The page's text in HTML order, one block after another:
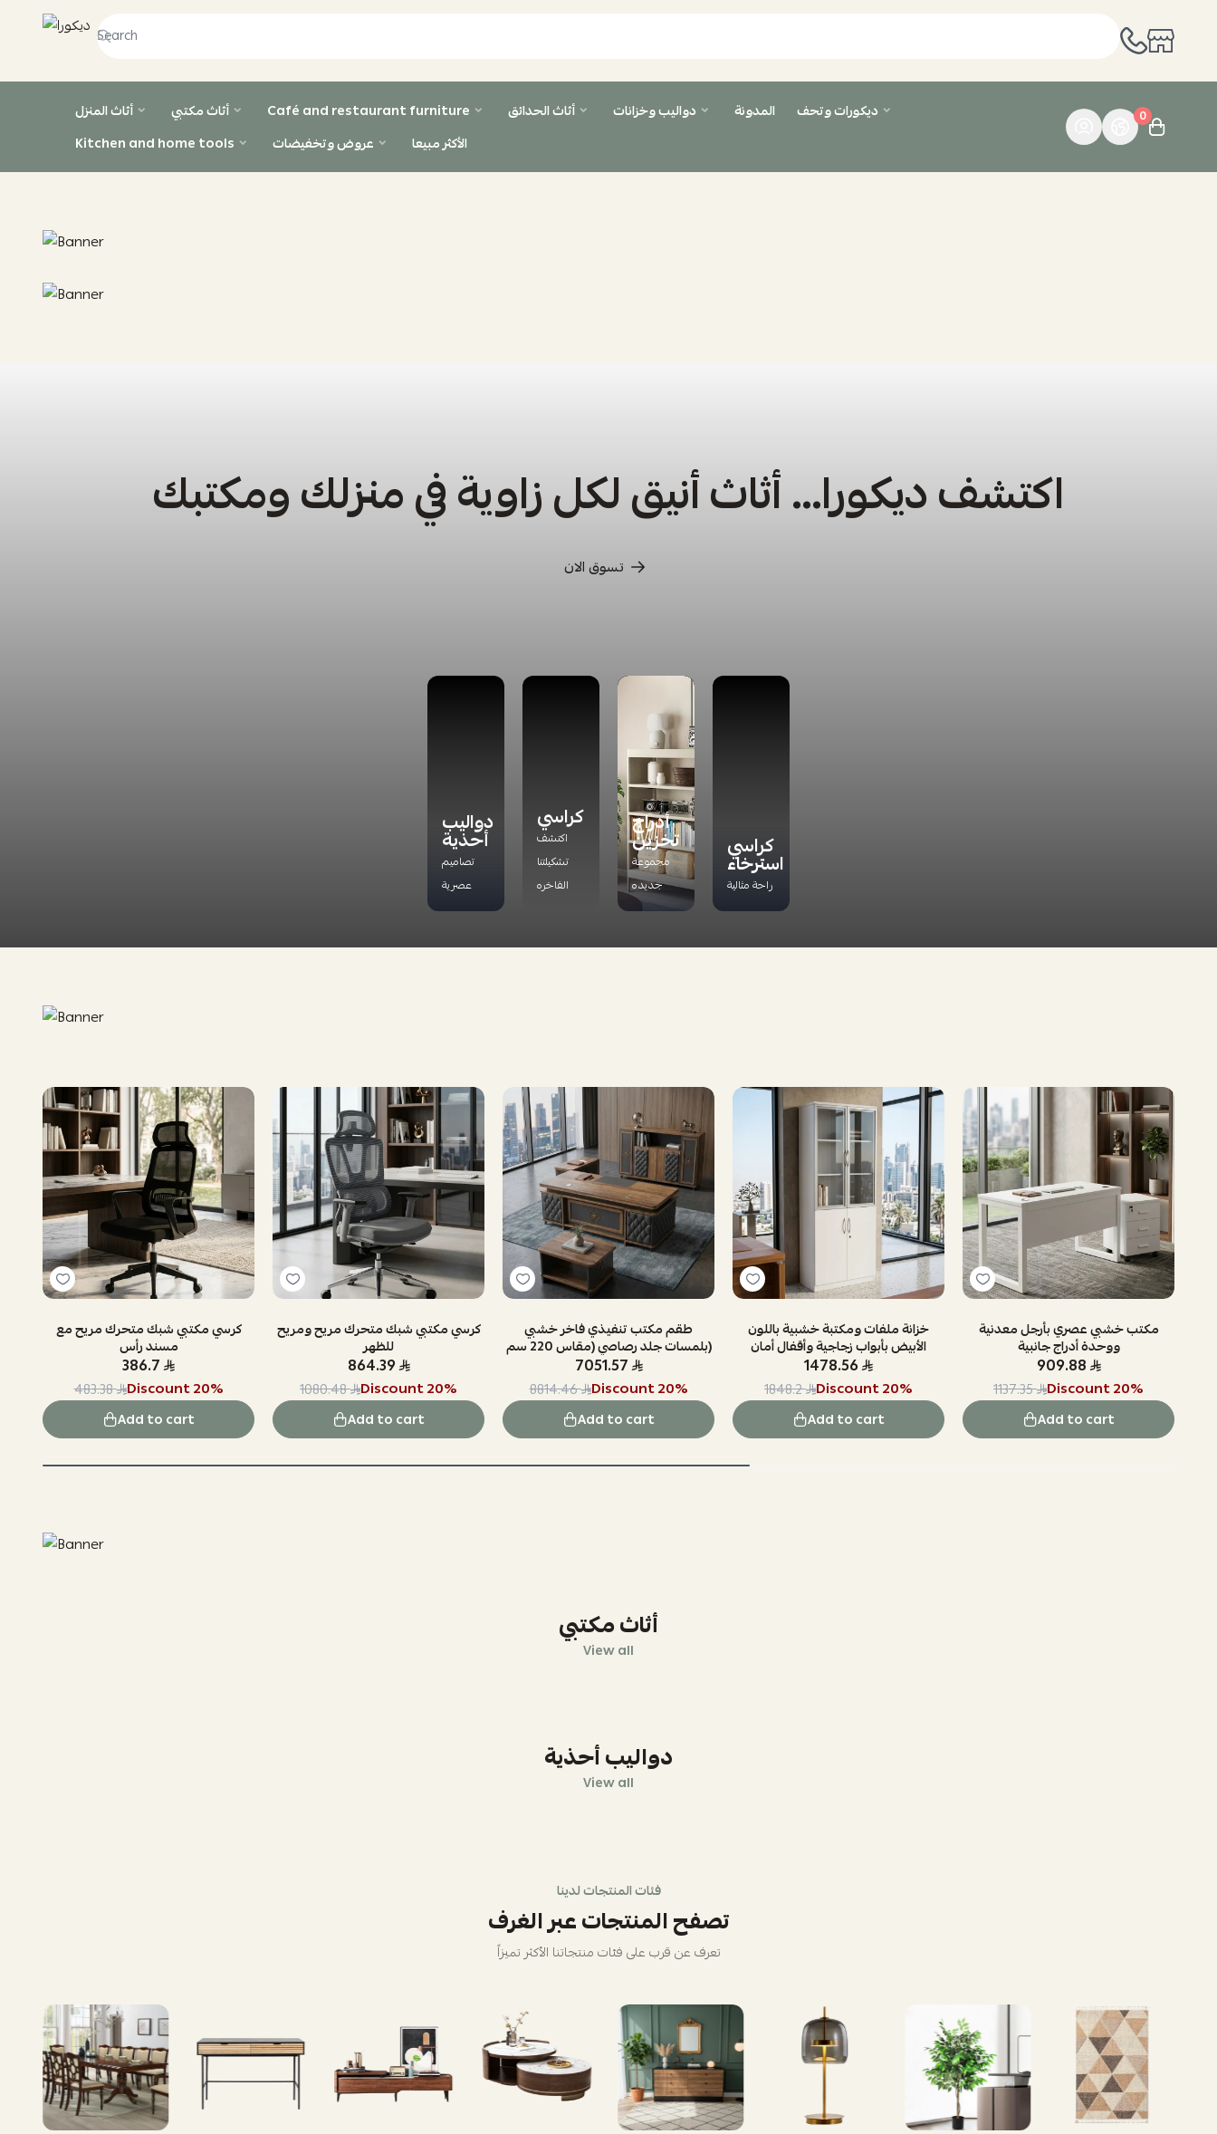
ديكورا
أثاث المنزل أثاث مكتبي Café and restaurant furniture أثاث الحدائق دواليب وخزانات المدونة
ديكورات وتحف
Kitchen and home tools
عروض وتخفيضات الأكثر مبيعا
0
اكتشف ديكورا… أثاث أنيق لكل زاوية في منزلك ومكتبك
تسوق الان
دواليب
أحذية
تصاميم
عصرية
كراسي
اكتشف
تشكيلتنا
الفاخره
أدراج
تخزين
مجموعة
جديده
كراسي
استرخاء
راحة مثالية
كرسي مكتبي شبك متحرك مريح مع
مسند رأس
386.7
483.38 Discount20%
Add to cart
كرسي مكتبي شبك متحرك مريح ومريح
للظهر
864.39
1080.48 Discount20%
Add to cart
طقم مكتب تنفيذي فاخر خشبي
بلمسات جلد رصاصي (مقاس 220 سم)
7051.57
8814.46 Discount20%
Add to cart
خزانة ملفات ومكتبة خشبية باللون
الأبيض بأبواب زجاجية وأقفال أمان
1478.56
1848.2 Discount20%
Add to cart
مكتب خشبي عصري بأرجل معدنية
ووحدة أدراج جانبية
909.88
1137.35 Discount20%
Add to cart
أثاث مكتبي
View all
دواليب أحذية
View all
فئات المنتجات لدينا
تصفح المنتجات عبر الغرف
تعرف عن قرب على فئات منتجاتنا الأكثر تميزاً